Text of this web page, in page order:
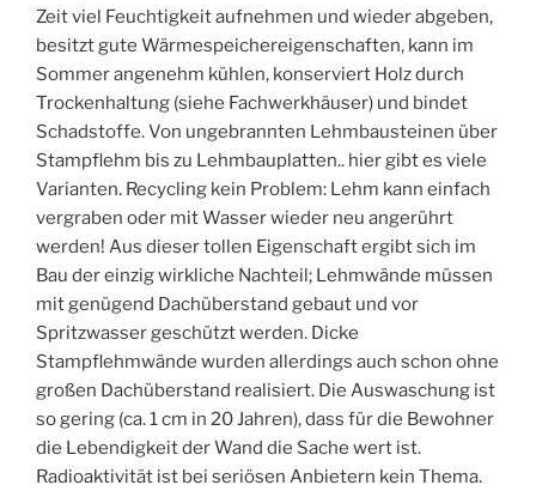
Zeit viel Feuchtigkeit aufnehmen und wieder abgeben,
besitzt gute Wärmespeichereigenschaften, kann im
Sommer angenehm kühlen, konserviert Holz durch
Trockenhaltung (siehe Fachwerkhäuser) und bindet
Schadstoffe. Von ungebrannten Lehmbausteinen über
Stampflehm bis zu Lehmbauplatten.. hier gibt es viele
Varianten. Recycling kein Problem: Lehm kann einfach
vergraben oder mit Wasser wieder neu angerührt
werden! Aus dieser tollen Eigenschaft ergibt sich im
Bau der einzig wirkliche Nachteil; Lehmwände müssen
mit genügend Dachüberstand gebaut und vor
Spritzwasser geschützt werden. Dicke
Stampflehmwände wurden allerdings auch schon ohne
großen Dachüberstand realisiert. Die Auswaschung ist
so gering (ca. 1 cm in 20 Jahren), dass für die Bewohner
die Lebendigkeit der Wand die Sache wert ist.
Radioaktivität ist bei seriösen Anbietern kein Thema.